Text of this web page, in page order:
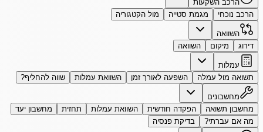
הרכב השקעות
הרכב נוכחי
מגמת סטייה מול הקטגוריה
השוואה
דירוג
מיקום השוואה
עמלות
תשואה מול עמלה
השפעה לאורך זמן השוואת עמלות שווה להחליף?
מחשבונים
מחשבון תשואה
הפקדה חודשית השוואת עמלות תחזית
מחשבון יעד
מה אם עברתי?
בדיקת פנסיה